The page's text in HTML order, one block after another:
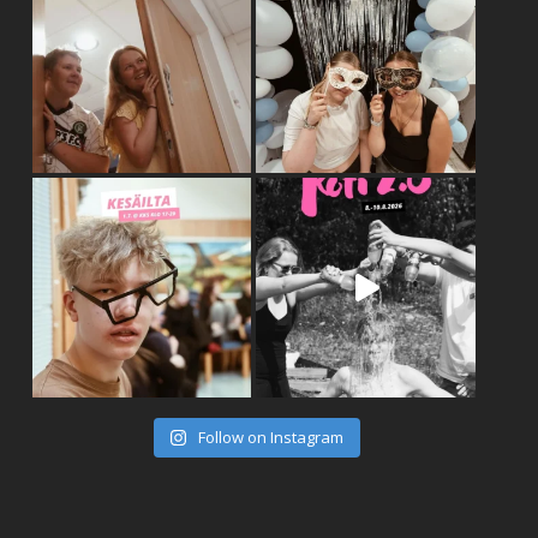
Follow on Instagram